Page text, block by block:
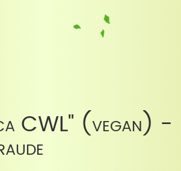
CWL" (vegan) -